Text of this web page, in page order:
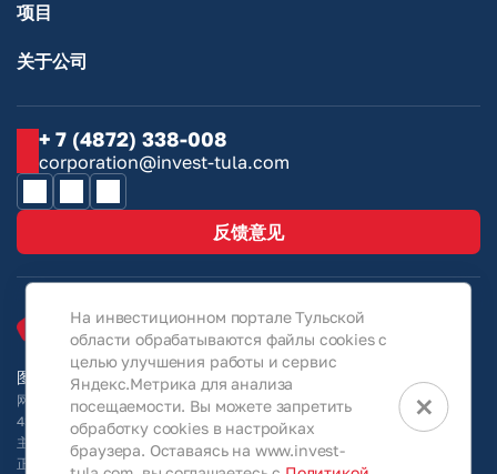
项目
关于公司
+ 7 (4872) 338-008
corporation@invest-tula.com
反馈意见
图拉地区投资门户网站 © 2026
网站上的所有信息仅供参考，在任何情况下均不属于《俄罗斯联邦民法典》第
437 条规定的公开要约。欲了解更多详细信息及最终条款和条件，请直接向业
主查询/联系图拉地区发展与支持股份公司。本公司保留随时更改、删除、更
正、修改、补充或以任何其他方式更新本网站各部分所发布信息的权利，恕不
×
На инвестиционном портале Тульской
области обрабатываются файлы cookies с
целью улучшения работы и сервис
Яндекс.Метрика для анализа
посещаемости. Вы можете запретить
обработку cookies в настройках
браузера. Оставаясь на www.invest-